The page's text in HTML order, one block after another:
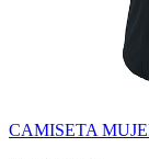
CAMISETA